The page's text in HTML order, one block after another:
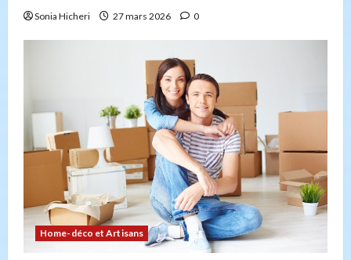
Sonia Hicheri 27 mars 2026 0
Home-déco et Artisans